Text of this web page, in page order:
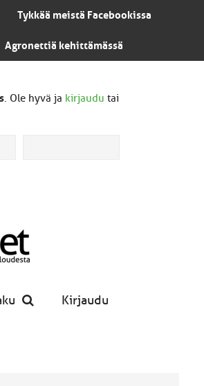
Tykkää meistä Facebookissa
Agronettiä kehittämässä
. Ole hyvä ja kirjaudu tai
Kirjaudu